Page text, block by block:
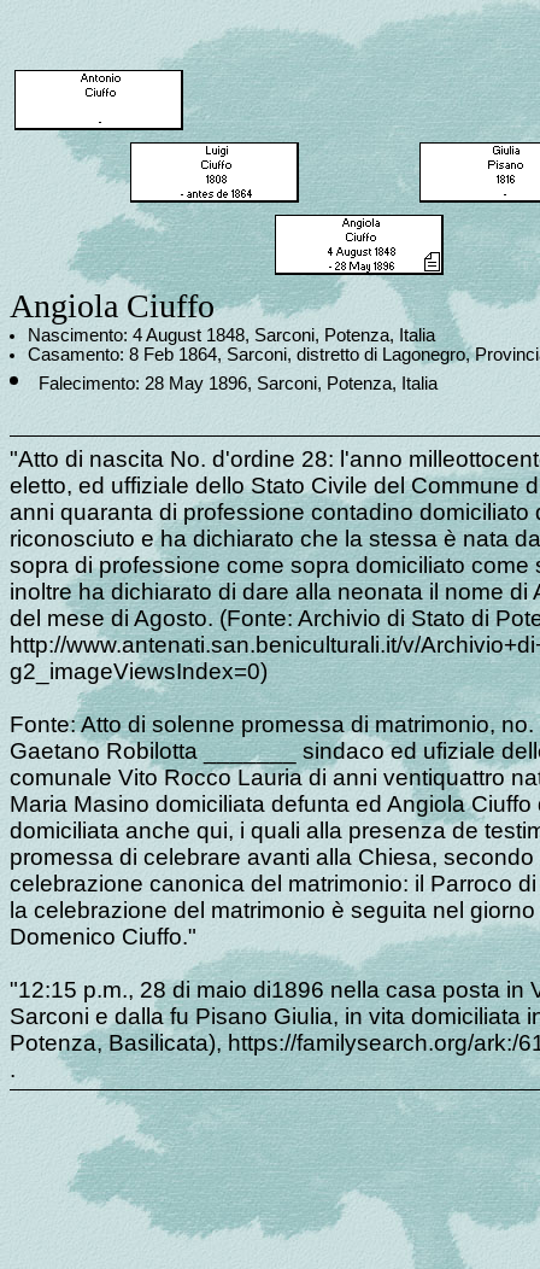
Angiola Ciuffo
Nascimento: 4 August 1848, Sarconi, Potenza, Italia
Casamento: 8 Feb 1864, Sarconi, distretto di Lagonegro,
Falecimento: 28 May 1896, Sarconi, Potenza, Italia
"Atto di nascita No. d'ordine 28: l'anno
eletto, ed uffiziale dello Stato Civile del Commune
anni quaranta di professione contadino
riconosciuto e ha dichiarato che la stessa è nata
sopra di professione come sopra domiciliato
inoltre ha dichiarato di dare alla neonata il nome
del mese di Agosto. (Fonte: Archivio di Stato di
http://www.antenati.san.beniculturali.it/v/
g2_imageViewsIndex=0)
Fonte: Atto di solenne promessa di matrimonio,
Gaetano Robilotta _______ sindaco ed ufiziale
comunale Vito Rocco Lauria di anni ventiquattro
Maria Masino domiciliata defunta ed Angiola
domiciliata anche qui, i quali alla presenza de
promessa di celebrare avanti alla Chiesa,
celebrazione canonica del matrimonio: il Parroco
la celebrazione del matrimonio è seguita nel
Domenico Ciuffo."
"12:15 p.m., 28 di maio di1896 nella casa posta in
Sarconi e dalla fu Pisano Giulia, in vita domiciliata
Potenza, Basilicata), https://familysearch.org/ark:/
.